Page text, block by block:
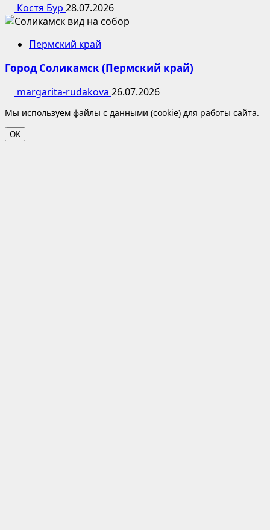
Костя Бур 28.07.2026
Пермский край
Город Соликамск (Пермский край)
margarita-rudakova 26.07.2026
Мы используем файлы с данными (cookie) для работы сайта.
ОК